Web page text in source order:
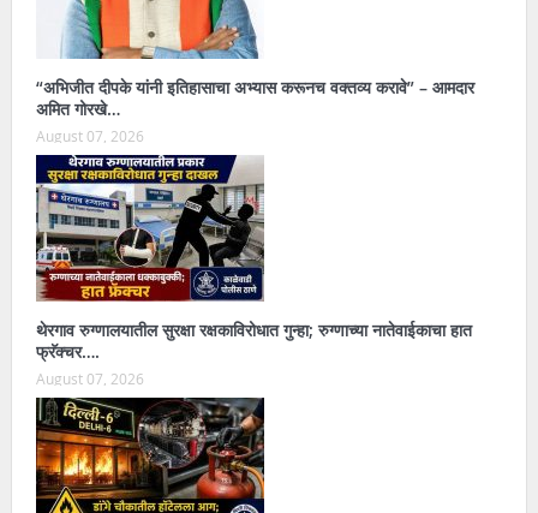
“अभिजीत दीपके यांनी इतिहासाचा अभ्यास करूनच वक्तव्य करावे” – आमदार
अमित गोरखे…
August 07, 2026
थेरगाव रुग्णालयातील सुरक्षा रक्षकाविरोधात गुन्हा; रुग्णाच्या नातेवाईकाचा हात
फ्रॅक्चर….
August 07, 2026